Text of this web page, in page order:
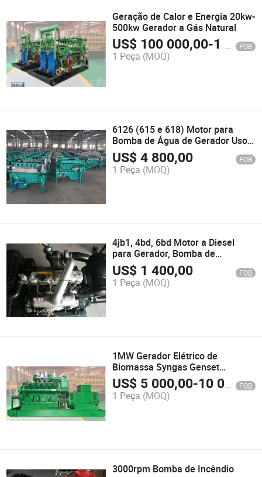
Geração de Calor e Energia 20kw-
500kw Gerador a Gás Natural
US$ 100 000,00-1 500 000,00 FOB
1 Peça (MOQ)
6126 (615 e 618) Motor para
Bomba de Água de Gerador Uso
Marinho
US$4 800,00 FOB
1 Peça (MOQ)
4jb1, 4bd, 6bd Motor a Diesel
para Gerador, Bomba de
Incêndio, Bomba de Água
US$ 1 400,00 FOB
1 Peça (MOQ)
1MW Gerador Elétrico de
Biomassa Syngas Genset
Silencioso Gerador de Biomassa
US$ 5 000,00-10 000,00 FOB
1 Peça (MOQ)
3000rpm Bomba de Incêndio